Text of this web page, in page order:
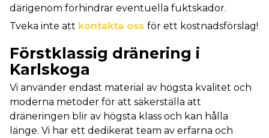
därigenom förhindrar eventuella fuktskador.
Tveka inte att kontakta oss för ett kostnadsförslag!
Förstklassig dränering i
Karlskoga
Vi använder endast material av högsta kvalitet och
moderna metoder för att säkerställa att
dräneringen blir av högsta klass och kan hålla
länge. Vi har ett dedikerat team av erfarna och